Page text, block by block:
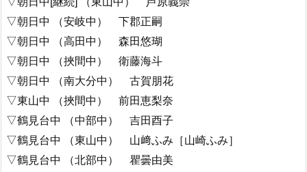
▽朝日中 （安岐中） 下郡正嗣
▽朝日中 （高田中） 森田悠瑚
▽朝日中 （挾間中） 衛藤海斗
▽朝日中 （南大分中） 古賀朋花
▽東山中 （挾間中） 前田恵梨奈
▽鶴見台中 （中部中） 吉田酉子
▽鶴見台中 （東山中） 山﨑ふみ［山崎ふみ］
▽鶴見台中 （北部中） 瞿曇由美